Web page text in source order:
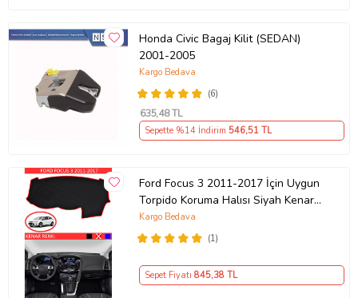
Honda Civic Bagaj Kilit (SEDAN)
2001-2005
(6)
Kargo Bedava
635,48 TL
Sepette %14 İndirim 546,51 TL
Ford Focus 3 2011-2017 İçin Uygun
Torpido Koruma Halısı Siyah Kenar
Renk Kırmızı
(1)
Kargo Bedava
Sepet Fiyatı 845,38 TL